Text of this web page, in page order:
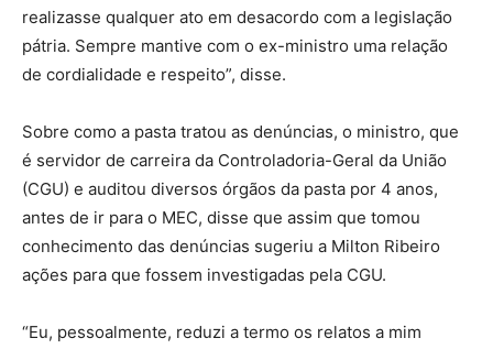
realizasse qualquer ato em desacordo com a legislação
pátria. Sempre mantive com o ex-ministro uma relação
de cordialidade e respeito”, disse.
Sobre como a pasta tratou as denúncias, o ministro, que
é servidor de carreira da Controladoria-Geral da União
(CGU) e auditou diversos órgãos da pasta por 4 anos,
antes de ir para o MEC, disse que assim que tomou
conhecimento das denúncias sugeriu a Milton Ribeiro
ações para que fossem investigadas pela CGU.
“Eu, pessoalmente, reduzi a termo os relatos a mim